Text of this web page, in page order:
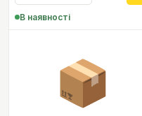
В наявності
📦